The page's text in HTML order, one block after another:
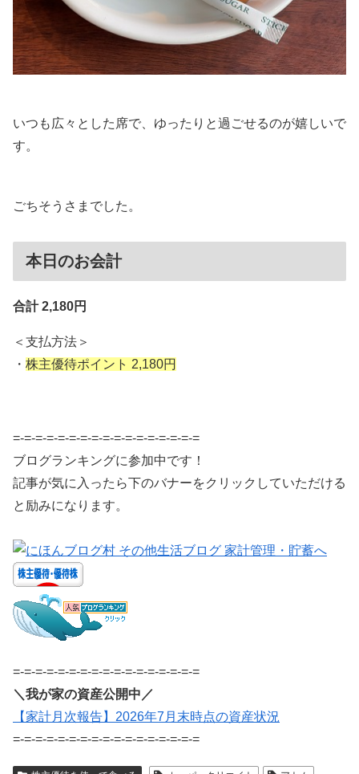
いつも広々とした席で、ゆったりと過ごせるのが嬉しいで
す。
ごちそうさまでした。
本日のお会計
合計 2,180円
＜支払方法＞
・ 株主優待ポイント 2,180円
=-=-=-=-=-=-=-=-=-=-=-=-=-=-=-=-=
ブログランキングに参加中です！
記事が気に入ったら下のバナーをクリックしていただける
と励みになります。
=-=-=-=-=-=-=-=-=-=-=-=-=-=-=-=-=
＼我が家の資産公開中／
【家計月次報告】2026年7月末時点の資産状況
=-=-=-=-=-=-=-=-=-=-=-=-=-=-=-=-=